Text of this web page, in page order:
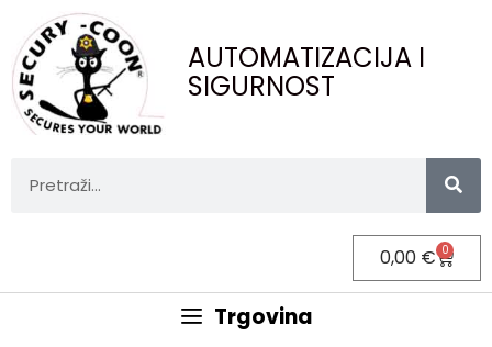
AUTOMATIZACIJA I
SIGURNOST
0,00 € 0
Trgovina